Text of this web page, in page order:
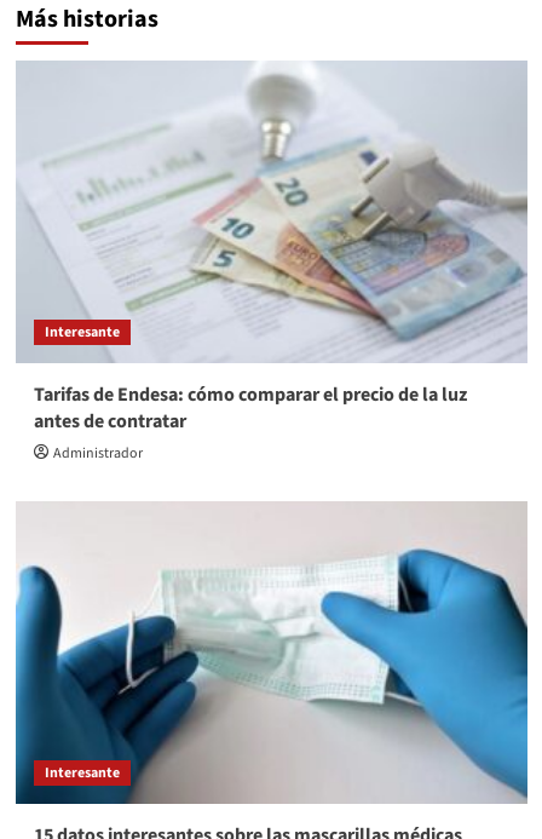
Más historias
Interesante
Tarifas de Endesa: cómo comparar el precio de la luz
antes de contratar
Administrador
Interesante